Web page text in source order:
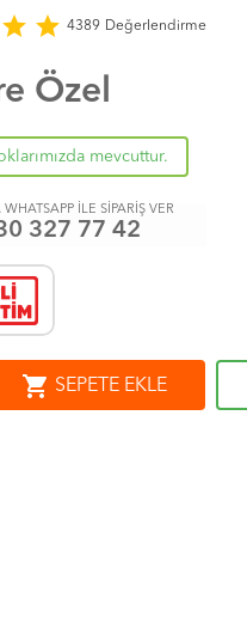
star star 4389 Değerlendirme
Özel
mevcuttur.
WHATSAPP İLE SİPARİŞ VER
327 77 42
shopping_cart SEPETE EKLE